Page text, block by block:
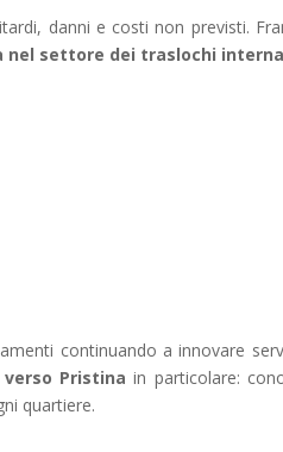
danni e costi non previsti.
nel settore dei traslochi
continuando a innovare
Pristina in particolare:
quartiere.